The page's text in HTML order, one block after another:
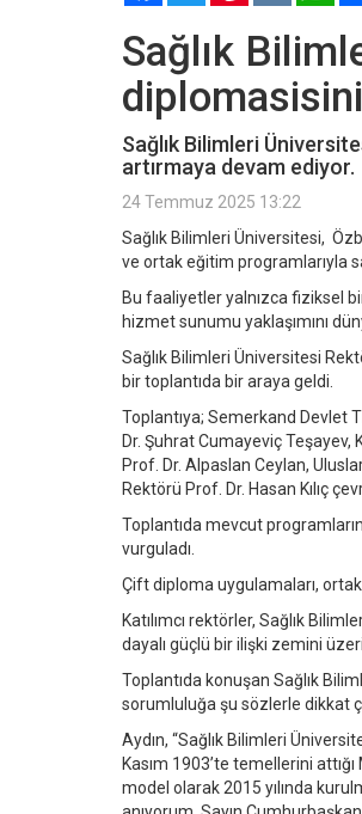
Sağlık
Sağlık Bilimleri
artırmaya devam ediyor.
24 Temmuz 2025 13:22
Sağlık Bilimleri Üniversitesi,
ve ortak eğitim programlarıyla
Bu faaliyetler yalnızca fiziksel
hizmet sunumu yaklaşımını
Sağlık Bilimleri Üniversitesi
bir toplantıda bir araya geldi.
Toplantıya; Semerkand Devlet
Dr. Şuhrat Cumayeviç Teşayev,
Prof. Dr. Alpaslan Ceylan,
Rektörü Prof. Dr. Hasan Kılıç
Toplantıda mevcut
vurguladı.
Çift diploma uygulamaları,
Katılımcı rektörler, Sağlık
dayalı güçlü bir ilişki zemini
Toplantıda konuşan Sağlık
sorumluluğa şu sözlerle dikkat
Aydın, “Sağlık Bilimleri
Kasım 1903’te temellerini
model olarak 2015 yılında